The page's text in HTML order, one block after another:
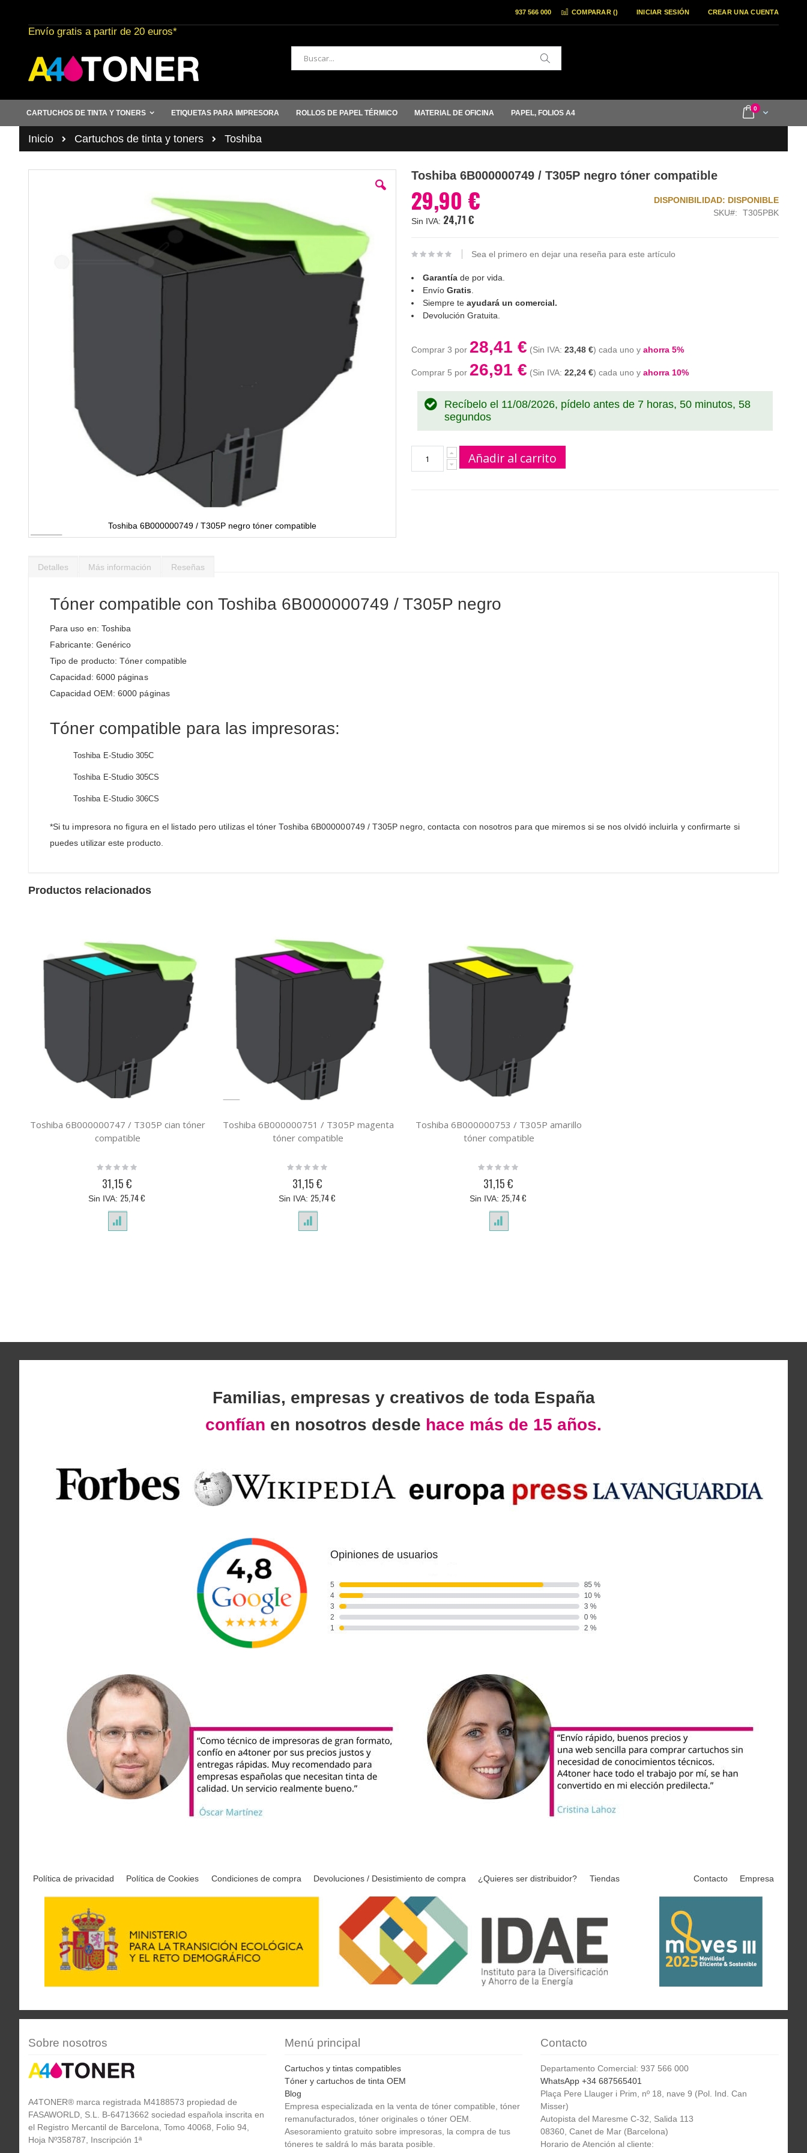
al
contenido
COMPARAR () INICIAR SESIÓN CREAR UNA CUENTA
937 566 000
Envío gratis a partir de 20 euros*
Buscar
Cart
0items
CARTUCHOS DE TINTA Y TONERS ETIQUETAS PARA IMPRESORA ROLLOS DE PAPEL TÉRMICO MATERIAL DE OFICINA PAPEL, FOLIOS A4
Inicio Cartuchos de tinta y toners Toshiba
Toshiba 6B000000749 / T305P negro tóner compatible
comienzo
imágenes
Toshiba 6B000000749 / T305P negro tóner compatible
29,90 €
24,71 €
DISPONIBILIDAD: DISPONIBLE
SKU
T305PBK
Sea el primero en dejar una reseña para este artículo
Garantíade por vida.
Envío Gratis
Siempre te ayudará un comercial.
Devolución Gratuita.
Comprar 3 por 28,41 € 23,48 € cada uno y ahorra 5%
Comprar 5 por 26,91 € 22,24 € cada uno y ahorra 10%
Recíbelo el 11/08/2026, pídelo antes de 7 horas, 50 minutos, 57
segundos
Añadir al carrito
Detalles
Tóner compatible con Toshiba 6B000000749 / T305P negro
Para uso en: Toshiba
Fabricante: Genérico
Tipo de producto: Tóner compatible
Capacidad: 6000 páginas
Capacidad OEM: 6000 páginas
Tóner compatible para las impresoras:
Toshiba E-Studio 305C
Toshiba E-Studio 305CS
Toshiba E-Studio 306CS
*Si tu impresora no figura en el listado pero utilizas el tóner Toshiba 6B000000749 / T305P negro, contacta con nosotros para que miremos si se nos olvidó incluirla y confirmarte si
puedes utilizar este producto.
Más información Reseñas
Productos relacionados
Toshiba 6B000000747 / T305P cian tóner
compatible
Rating:
31,15 €
25,74 €
Toshiba 6B000000751 / T305P magenta
tóner compatible
Rating:
31,15 €
25,74 €
Toshiba 6B000000753 / T305P amarillo
tóner compatible
Rating:
31,15 €
25,74 €
Familias, empresas y creativos de toda España
confían en nosotros desde hace más de 15 años.
Política de privacidad Política de Cookies Condiciones de compra Devoluciones / Desistimiento de compra ¿Quieres ser distribuidor? Tiendas Contacto Empresa
Sobre nosotros
A4TONER® marca registrada M4188573 propiedad de
FASAWORLD, S.L. B-64713662 sociedad española inscrita en
el Registro Mercantil de Barcelona, Tomo 40068, Folio 94,
Hoja Nº358787, Inscripción 1ª
Menú principal
Cartuchos y tintas compatibles
Tóner y cartuchos de tinta OEM
Blog
Empresa especializada en la venta de tóner compatible, tóner
remanufacturados, tóner originales o tóner OEM.
Asesoramiento gratuito sobre impresoras, la compra de tus
tóneres te saldrá lo más barata posible.
Contacto
Departamento Comercial: 937 566 000
WhatsApp +34 687565401
Plaça Pere Llauger i Prim, nº 18, nave 9 (Pol. Ind. Can
Misser)
Autopista del Maresme C-32, Salida 113
08360, Canet de Mar (Barcelona)
Horario de Atención al cliente: